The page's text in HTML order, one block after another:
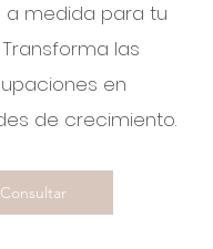
a medida para tu
las
en
de crecimiento.
Consultar